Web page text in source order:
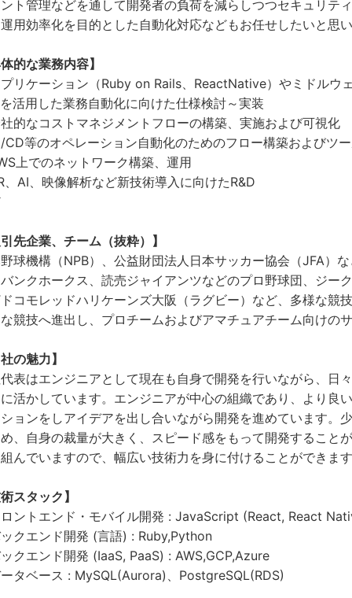
ト管理などを通して開発者の負荷を減らしつつセキュリテ
用効率化を目的とした自動化対応などもお任せしたいと思
的な業務内容】
リケーション（Ruby on Rails、ReactNative）やミドルウ
活用した業務自動化に向けた仕様検討～実装
的なコストマネジメントフローの構築、実施および可視化
CD等のオペレーション自動化のためのフロー構築およびツ
上でのネットワーク構築、運用
、AI、映像解析など新技術導入に向けたR&D
先企業、チーム（抜粋）】
球機構（NPB）、公益財団法人日本サッカー協会（JFA）
ンクホークス、読売ジャイアンツなどのプロ野球団、ジー
コモレッドハリケーンズ大阪（ラグビー）など、多様な競
競技へ進出し、プロチームおよびアマチュアチーム向けの
の魅力】
表はエンジニアとして現在も自身で開発を行いながら、日
活かしています。エンジニアが中心の組織であり、より良
ョンをしアイデアを出し合いながら開発を進めています。
、自身の裁量が大きく、スピード感をもって開発すること
んでいますので、幅広い技術力を身に付けることができま
スタック】
ントエンド・モバイル開発 : JavaScript (React, React
クエンド開発 (言語) : Ruby,Python
クエンド開発 (IaaS, PaaS) : AWS,GCP,Azure
タベース : MySQL(Aurora)、PostgreSQL(RDS)